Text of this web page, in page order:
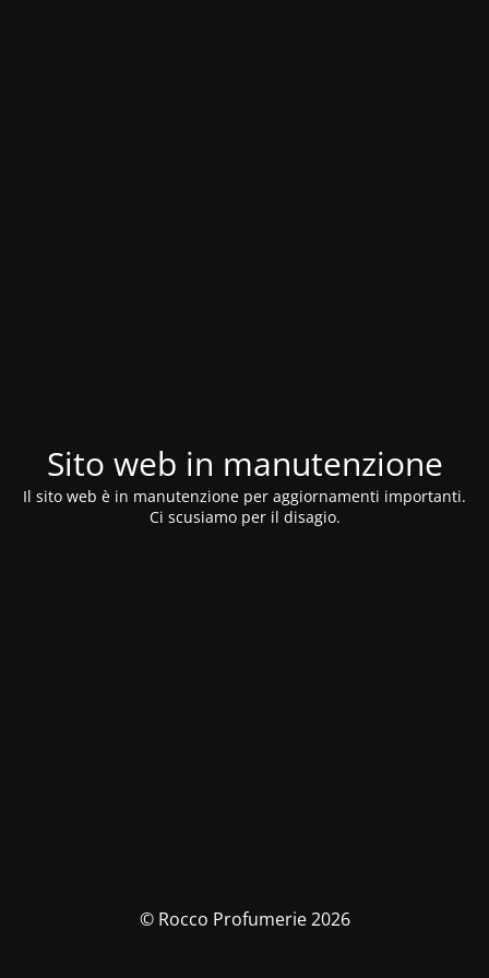
Sito web in manutenzione
Il sito web è in manutenzione per aggiornamenti importanti.
Ci scusiamo per il disagio.
© Rocco Profumerie 2026